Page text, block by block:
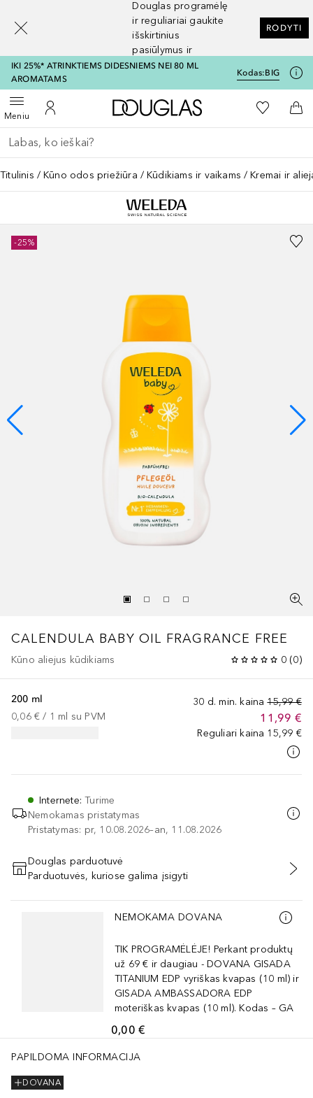
Douglas programėlę
ir reguliariai gaukite
išskirtinius
pasiūlymus ir
nuolaidas
RODYTI
IKI 25%* ATRINKTIEMS DIDESNIEMS NEI 80 ML
AROMATAMS
Kodas:BIG
MeniuAtidaryti meniuĮ mano paskyrą
Į Douglas pagrindinį
Į mano
Į
Grįžk atgal
Vykdykite paiešką
Titulinis Kūno odos priežiūra Kūdikiams ir vaikams Kremai ir
-25%
CALENDULA BABY OIL FRAGRANCE FREE
Kūno aliejus kūdikiams 0 (0)
30 d. min. kaina 15,99 €
11,99 €
Reguliari kaina 15,99 €
200 ml
0,06 € / 1 ml su PVM
Internete:Turime
Nemokamas pristatymas
Pristatymas: pr, 10.08.2026–an, 11.08.2026
PRIDĖTI Į KREPŠELĮ
Douglas parduotuvė
Parduotuvės, kuriose galima įsigyti
Praleisti slankiklį
NEMOKAMA DOVANA
TIK PROGRAMĖLĖJE! Perkant produktų
už 69 € ir daugiau - DOVANA GISADA
TITANIUM EDP vyriškas kvapas (10 ml) ir
GISADA AMBASSADORA EDP
moteriškas kvapas (10 ml). Kodas – GA
0,00 €
PAPILDOMA INFORMACIJA
DOVANA
[navigation.slideout.screenreader]